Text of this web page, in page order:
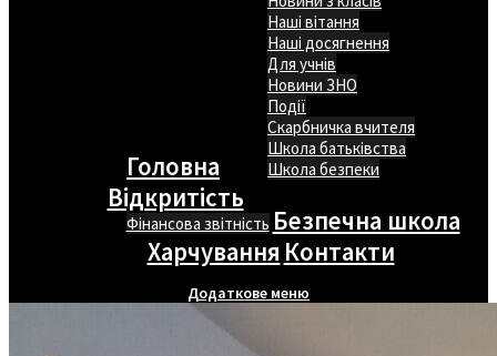
Головна
Наші вітання
Наші досягнення
Для учнів
Новини ЗНО
Події
Скарбничка вчителя
Школа батьківства
Школа безпеки
Відкритість
Фінансова звітність Безпечна школа
Харчування Контакти
Додаткове меню